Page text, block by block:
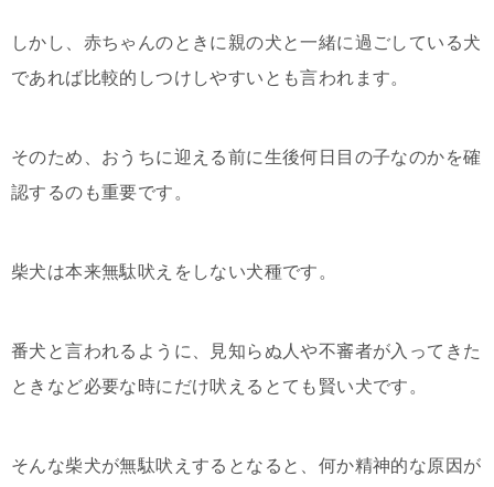
しかし、赤ちゃんのときに親の犬と一緒に過ごしている犬
であれば比較的しつけしやすいとも言われます。
そのため、おうちに迎える前に生後何日目の子なのかを確
認するのも重要です。
柴犬は本来無駄吠えをしない犬種です。
番犬と言われるように、見知らぬ人や不審者が入ってきた
ときなど必要な時にだけ吠えるとても賢い犬です。
そんな柴犬が無駄吠えするとなると、何か精神的な原因が